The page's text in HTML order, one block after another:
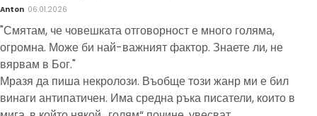
Anton 06.01.2026
"Смятам, че човешката отговорност е много голяма,
огромна. Може би най-важният фактор. Знаете ли, не
вярвам в Бог."
Мразя да пиша некролози. Въобще този жанр ми е бил
винаги антипатичен. Има средна ръка писатели, които в